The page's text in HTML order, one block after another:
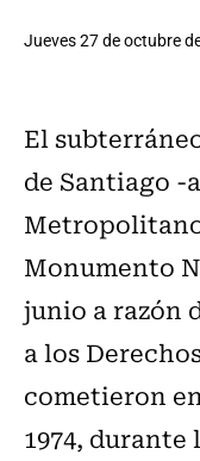
Jueves 27 de octubre
El
de Santiago
Monumento
junio a razón
a los
cometieron
1974,